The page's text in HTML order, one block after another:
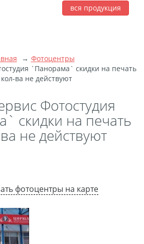
вся продукция
Фотоцентры
`Панорама` скидки на печать
ва не действуют
Фотостудия
скидки на печать
не действуют
фотоцентры на карте